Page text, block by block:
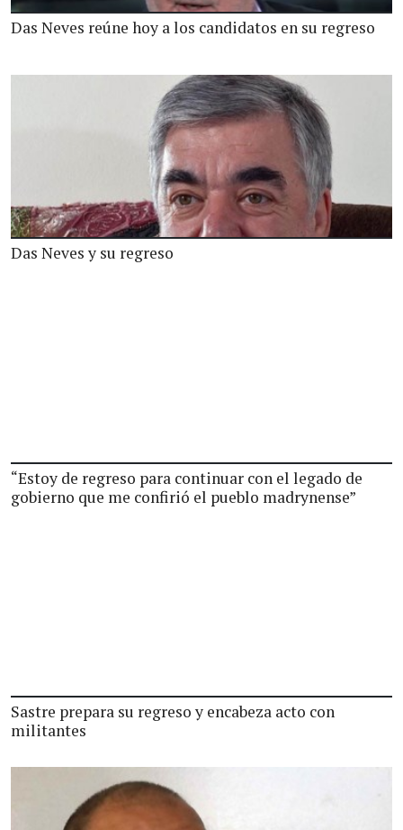
Das Neves reúne hoy a los candidatos en su regreso
Das Neves y su regreso
“Estoy de regreso para continuar con el legado de
gobierno que me confirió el pueblo madrynense”
Sastre prepara su regreso y encabeza acto con
militantes